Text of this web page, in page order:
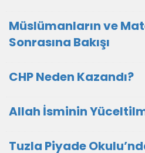
Müslümanların ve
Sonrasına Bakışı
CHP Neden Kazandı?
Allah İsminin
Tuzla Piyade